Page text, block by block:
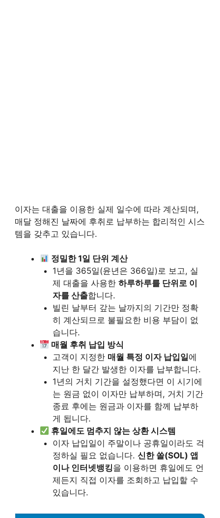
이자는 대출을 이용한 실제 일수에 따라 계산되며,
매달 정해진 날짜에 후취로 납부하는 합리적인 시스
템을 갖추고 있습니다.
정밀한 1일 단위 계산
1년을 365일(윤년은 366일)로 보고, 실
제 대출을 사용한 하루하루를 단위로 이
자를 산출합니다.
빌린 날부터 갚는 날까지의 기간만 정확
히 계산되므로 불필요한 비용 부담이 없
습니다.
매월 후취 납입 방식
고객이 지정한 매월 특정 이자 납입일에
지난 한 달간 발생한 이자를 납부합니다.
1년의 거치 기간을 설정했다면 이 시기에
는 원금 없이 이자만 납부하며, 거치 기간
종료 후에는 원금과 이자를 함께 납부하
게 됩니다.
휴일에도 멈추지 않는 상환 시스템
이자 납입일이 주말이나 공휴일이라도 걱
정하실 필요 없습니다. 신한 쏠(SOL) 앱
이나 인터넷뱅킹을 이용하면 휴일에도 언
제든지 직접 이자를 조회하고 납입할 수
있습니다.